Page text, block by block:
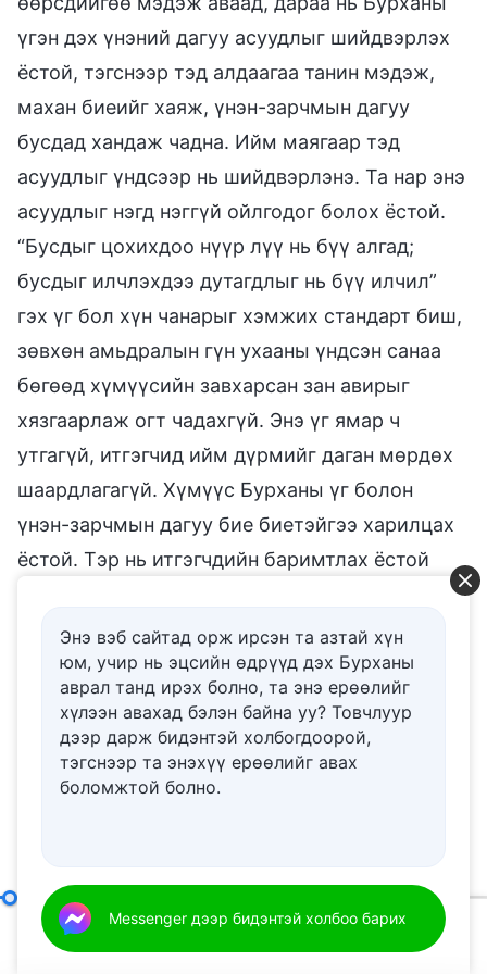
Энэ вэб сайтад орж ирсэн та азтай хүн
юм, учир нь эцсийн өдрүүд дэх Бурханы
аврал танд ирэх болно, та энэ ерѳѳлийг
хүлээн авахад бэлэн байна уу? Товчлуур
дээр дарж бидэнтэй холбогдоорой,
тэгснээр та энэхүү ерѳѳлийг авах
боломжтой болно.
Messenger дээр бидэнтэй холбоо барих
Үнэнийг эрэлхийлэх гэж юу гэсэн үг вэ (8)
(II хэсэг)